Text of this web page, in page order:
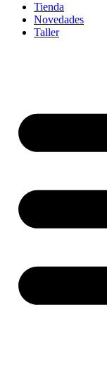
Tienda
Novedades
Taller